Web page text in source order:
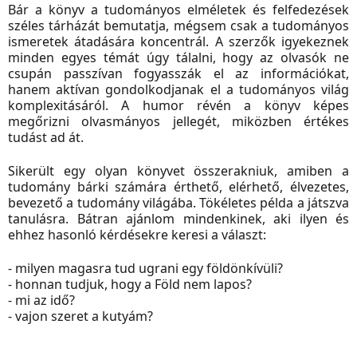
Bár a könyv a tudományos elméletek és felfedezések
széles tárházát bemutatja, mégsem csak a tudományos
ismeretek átadására koncentrál. A szerzők igyekeznek
minden egyes témát úgy tálalni, hogy az olvasók ne
csupán passzívan fogyasszák el az információkat,
hanem aktívan gondolkodjanak el a tudományos világ
komplexitásáról. A humor révén a könyv képes
megőrizni olvasmányos jellegét, miközben értékes
tudást ad át.
Sikerült egy olyan könyvet összerakniuk, amiben a
tudomány bárki számára érthető, elérhető, élvezetes,
bevezető a tudomány világába. Tökéletes példa a játszva
tanulásra. Bátran ajánlom mindenkinek, aki ilyen és
ehhez hasonló kérdésekre keresi a választ:
- milyen magasra tud ugrani egy földönkívüli?
- honnan tudjuk, hogy a Föld nem lapos?
- mi az idő?
- vajon szeret a kutyám?